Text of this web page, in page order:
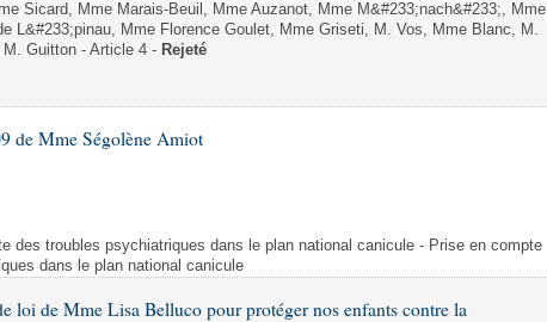
Sicard, Mme Marais-Beuil, Mme Auzanot, Mme M&#233;nach&#233;, Mme
L&#233;pinau, Mme Florence Goulet, Mme Griseti, M. Vos, Mme Blanc, M.
Guitton - Article 4 - Rejeté
de Mme Ségolène Amiot
des troubles psychiatriques dans le plan national canicule - Prise en compte
dans le plan national canicule
loi de Mme Lisa Belluco pour protéger nos enfants contre la